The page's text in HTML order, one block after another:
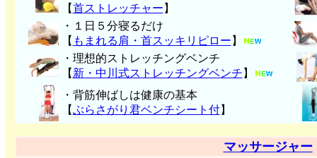
【首ストレッチャー 】
・１日５分寝るだけ
【 もまれる肩・首スッキリピロー 】
・理想的ストレッチングベンチ
【 新・中川式ストレッチングベンチ 】
・背筋伸ばしは健康の基本
【ぶらさがり君ベンチシート付】
マッサージャー